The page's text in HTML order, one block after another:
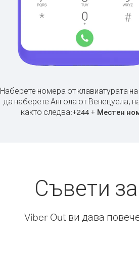
Наберете номера от клавиатурата
да наберете Ангола от Венецуела,
както следва:+244+ Местен
Съвети
Viber Out ви дава